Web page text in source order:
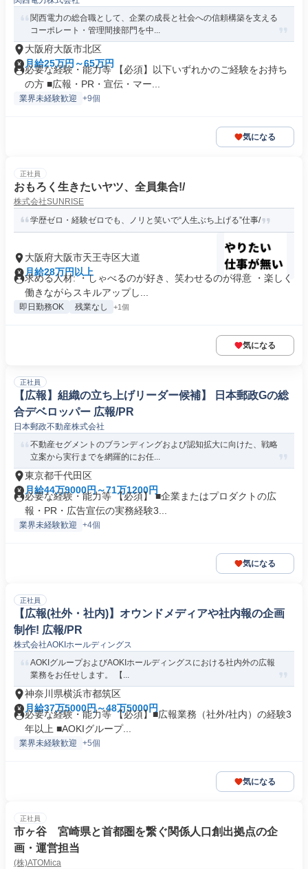
関西電力の総合職として、企業の成長と社会への信頼構築を支える
コーポレート・管理間接部門を中...
大阪府大阪市北区
月給25万円～65万円
必要な経験・能力等 【必須】以下いずれかのご経験をお持ち
の方 ■広報・PR・宣伝・マー...
業界未経験歓迎 +9個
気になる
正社員
おもろく生きたいヤツ、全員集合!/
株式会社SUNRISE
学歴ゼロ・経験ゼロでも、ノリと笑いで“人生ぶち上げる”仕事/
大阪府大阪市天王寺区大道
月給28万円以上
求める人材: ・しゃべるのが好き、笑わせるのが得意 ・楽しく
働きながらスキルアップし...
即日勤務OK 残業なし +1個
気になる
正社員
【広報】組織の立ち上げリーダー候補】 日本郵政Gの総
合デベロッパー 広報/PR
日本郵政不動産株式会社
不動産セグメントのブランディングおよび認知拡大に向けた、戦略
立案から実行までを網羅的にお任...
東京都千代田区
月給44万9000円～71万1200円
必要な経験・能力等 【必須】 ■企業またはプロダクトの広
報・PR・広告宣伝の実務経験3...
業界未経験歓迎 +4個
気になる
正社員
【広報(社外・社内)】オウンドメディアや社内報の企画
制作! 広報/PR
株式会社AOKIホールディングス
AOKIグループおよびAOKIホールディングスにおける社内外の広報
業務をお任せします。 【...
神奈川県横浜市都筑区
月給37万5000円～48万5000円
必要な経験・能力等 【必須】■広報業務（社外/社内）の経験3
年以上 ■AOKIグループ...
業界未経験歓迎 +5個
気になる
正社員
市ヶ谷 宮崎県と首都圏を繋ぐ関係人口創出拠点の企
画・運営担当
(株)ATOMica